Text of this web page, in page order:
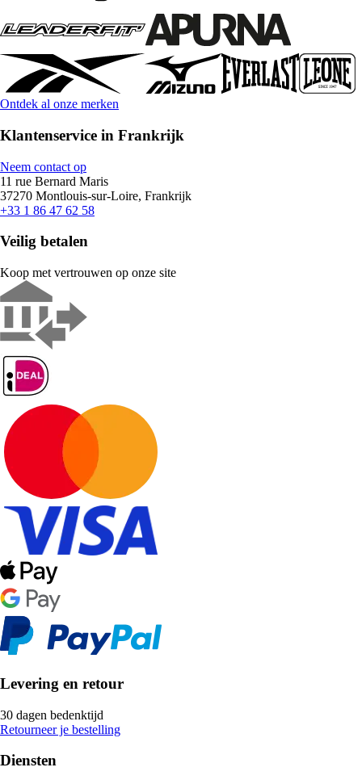
Ontdek al onze merken
Klantenservice in Frankrijk
Neem contact op
11 rue Bernard Maris
37270 Montlouis-sur-Loire, Frankrijk
+33 1 86 47 62 58
Veilig betalen
Koop met vertrouwen op onze site
Levering en retour
30 dagen bedenktijd
Retourneer je bestelling
Diensten